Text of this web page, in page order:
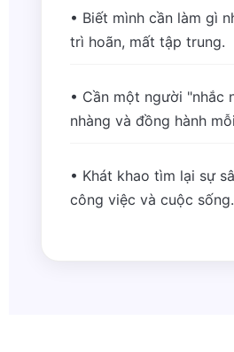
• Biết mình cần làm gì
trì hoãn, mất tập trung.
• Cần một người "nhắc
nhàng và đồng hành
• Khát khao tìm lại sự
công việc và cuộc sống.